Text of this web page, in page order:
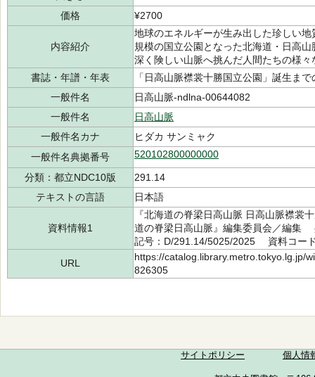
価格
¥2700
内容紹介
地球のエネルギーが生み出した珍しい
規模の国立公園となった北海道・日高
深く険しい山脈へ挑んだ人間たちの様
書誌・年譜・年表
「日高山脈襟裳十勝国立公園」誕生ま
一般件名
日高山脈-ndlna-00644082
一般件名
日高山脈
一般件名カナ
ヒダカ サンミャク
一般件名典拠番号
520102800000000
分類：都立NDC10版
291.14
テキストの言語
日本語
資料情報1
『北海道の脊梁日高山脈 日高山脈襟
道の脊梁日高山脈』編集委員会／編
記号：D/291.14/5025/2025 資料コー
URL
https://catalog.library.metro.tokyo.lg.jp/
826305
サイトポリシー 個人情